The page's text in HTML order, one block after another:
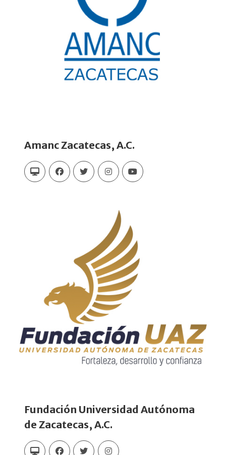
Amanc Zacatecas, A.C.
Fundación Universidad Autónoma
de Zacatecas, A.C.